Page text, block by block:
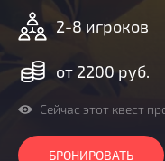
Добавить квест
2-8 игроков
от 2200 руб.
Сейчас этот квест
БРОНИРОВАТЬ